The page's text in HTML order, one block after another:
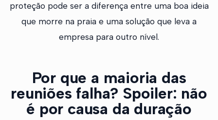
proteção pode ser a diferença entre uma boa ideia
que morre na praia e uma solução que leva a
empresa para outro nível.
Por que a maioria das
reuniões falha? Spoiler: não
é por causa da duração